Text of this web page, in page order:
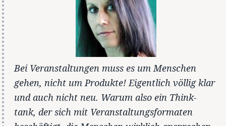
Bei Veranstaltungen muss es um Menschen
gehen, nicht um Produkte! Eigentlich völlig klar
und auch nicht neu. Warum also ein Think-
tank, der sich mit Veranstaltungsformaten